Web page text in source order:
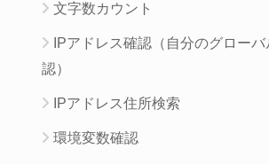
文字数カウント
IPアドレス確認（自分のグロー
認）
IPアドレス住所検索
環境変数確認